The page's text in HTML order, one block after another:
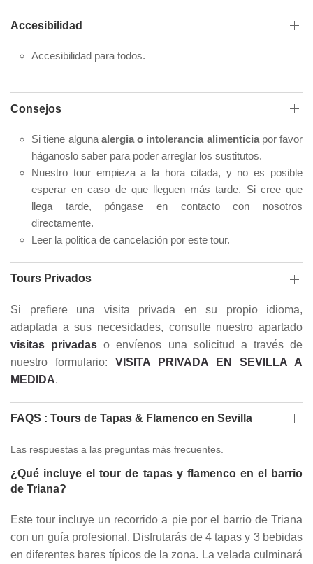
Accesibilidad
Accesibilidad para todos.
Consejos
Si tiene alguna alergia o intolerancia alimenticiapor favor
háganoslo saber para poder arreglar los sustitutos.
Nuestro tour empieza a la hora citada, y no es posible
esperar en caso de que lleguen más tarde. Si cree que
llega tarde, póngase en contacto con nosotros
directamente.
Leer la politica de cancelación por este tour.
Tours Privados
Si prefiere una visita privada en su propio idioma,
adaptada a sus necesidades, consulte nuestro apartado
visitas privadas o envíenos una solicitud a través de
nuestro formulario: VISITA PRIVADA EN SEVILLA A
MEDIDA.
FAQS : Tours de Tapas & Flamenco en Sevilla
Las respuestas a las preguntas más frecuentes.
¿Qué incluye el tour de tapas y flamenco en el barrio
de Triana?
Este tour incluye un recorrido a pie por el barrio de Triana
con un guía profesional. Disfrutarás de 4 tapas y 3 bebidas
en diferentes bares típicos de la zona. La velada culminará